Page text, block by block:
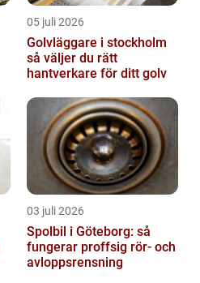
05 juli 2026
Golvläggare i stockholm
så väljer du rätt
hantverkare för ditt golv
03 juli 2026
Spolbil i Göteborg: så
fungerar proffsig rör- och
avloppsrensning